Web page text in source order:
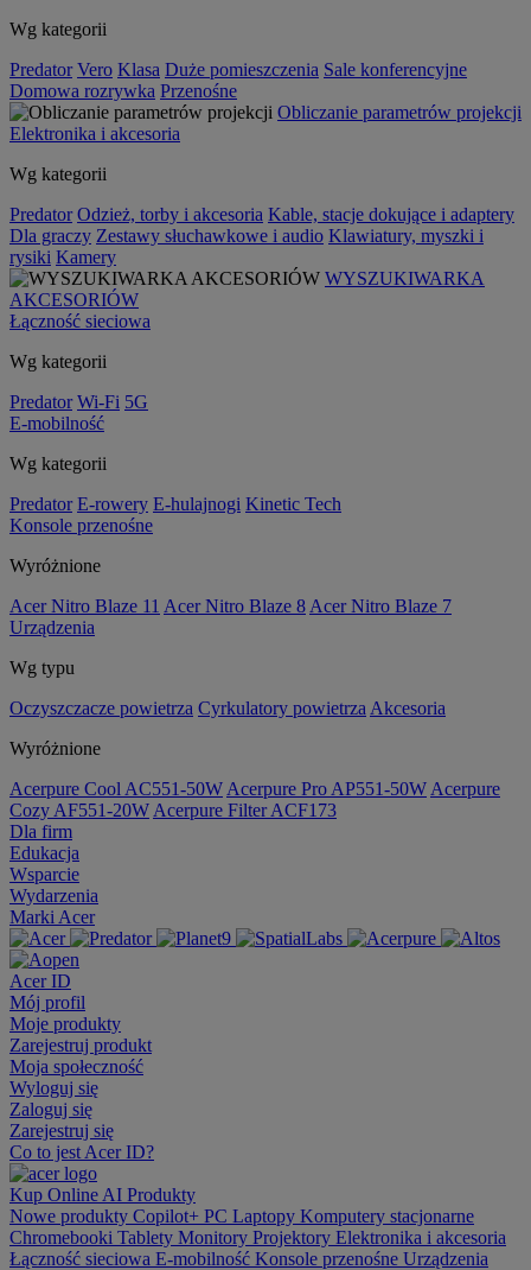
Wg kategorii
Predator Vero Klasa Duże pomieszczenia Sale konferencyjne
Domowa rozrywka Przenośne
Obliczanie parametrów projekcji
Elektronika i akcesoria
Wg kategorii
Predator Odzież, torby i akcesoria Kable, stacje dokujące i adaptery
Dla graczy Zestawy słuchawkowe i audio Klawiatury, myszki i
rysiki Kamery
WYSZUKIWARKA
AKCESORIÓW
Łączność sieciowa
Wg kategorii
Predator Wi-Fi 5G
E-mobilność
Wg kategorii
Predator E-rowery E-hulajnogi Kinetic Tech
Konsole przenośne
Wyróżnione
Acer Nitro Blaze 11 Acer Nitro Blaze 8 Acer Nitro Blaze 7
Urządzenia
Wg typu
Oczyszczacze powietrza Cyrkulatory powietrza Akcesoria
Wyróżnione
Acerpure Cool AC551-50W Acerpure Pro AP551-50W Acerpure
Cozy AF551-20W Acerpure Filter ACF173
Dla firm
Edukacja
Wsparcie
Wydarzenia
Marki Acer
Acer ID
Mój profil
Moje produkty
Zarejestruj produkt
Moja społeczność
Wyloguj się
Zaloguj się
Zarejestruj się
Co to jest Acer ID?
Kup Online AI Produkty
Nowe produkty Copilot+ PC Laptopy Komputery stacjonarne
Chromebooki Tablety Monitory Projektory Elektronika i akcesoria
Łączność sieciowa E-mobilność Konsole przenośne Urządzenia